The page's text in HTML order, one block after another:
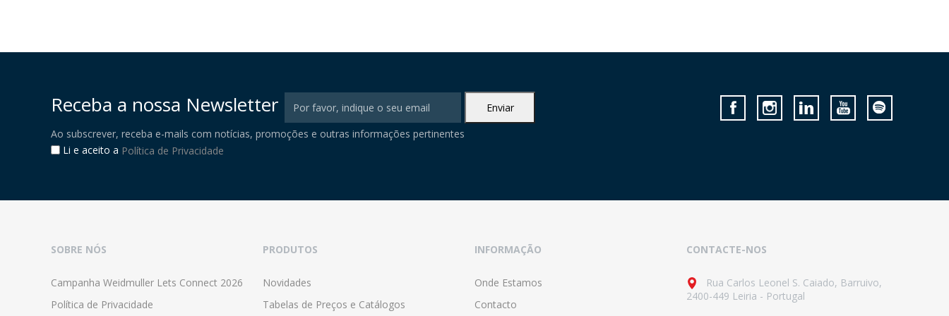
Receba a nossa Newsletter
Ao subscrever, receba e-mails com notícias, promoções e outras informações pertinentes
Li e aceito a Política de Privacidade
SOBRE NÓS
Campanha Weidmuller Lets Connect 2026
Política de Privacidade
PRODUTOS
Novidades
Tabelas de Preços e Catálogos
INFORMAÇÃO
Onde Estamos
Contacto
CONTACTE-NOS
Rua Carlos Leonel S. Caiado, Barruivo,
2400-449 Leiria - Portugal